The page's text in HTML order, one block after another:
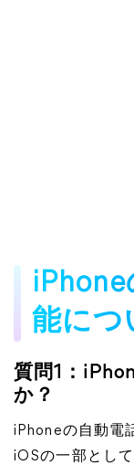
能につ
質問1：
か？
iPhoneの自動電
iOSの一部とし